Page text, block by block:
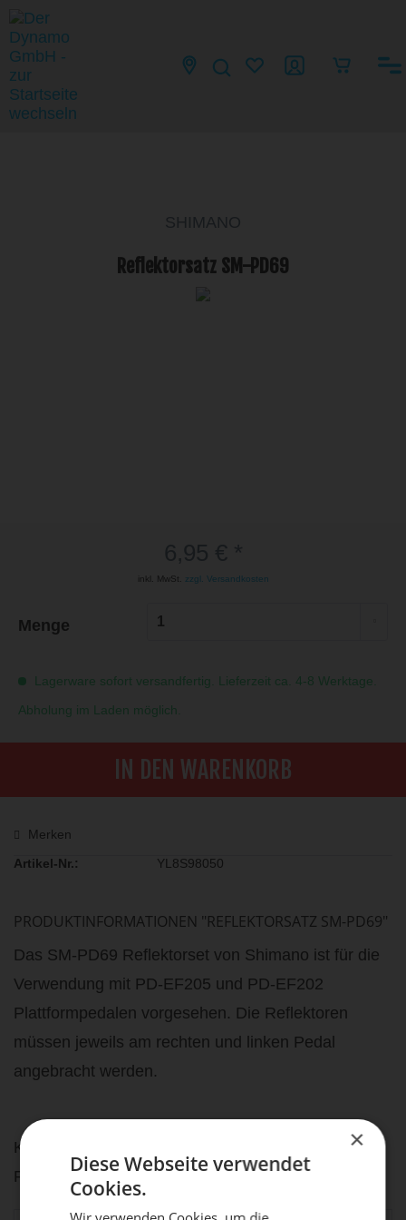
SHIMANO
Reflektorsatz SM-PD69
inkl. MwSt. zzgl. Versandkosten
Menge
Lagerware sofort versandfertig. Lieferzeit ca. 4-8 Werktage.
Abholung im Laden möglich.
IN DEN WARENKORB
Merken
Artikel-Nr.:
YL8S98050
PRODUKTINFORMATIONEN "REFLEKTORSATZ SM-PD69"
Das SM-PD69 Reflektorset von Shimano ist für die
Verwendung mit PD-EF205 und PD-EF202
Plattformpedalen vorgesehen. Die Reflektoren
müssen jeweils am rechten und linken Pedal
angebracht werden.
Kompatibilität - Shimano SM-PD69 für PD-EF205 &
PD-EF202
×
Diese Webseite verwendet
Cookies.